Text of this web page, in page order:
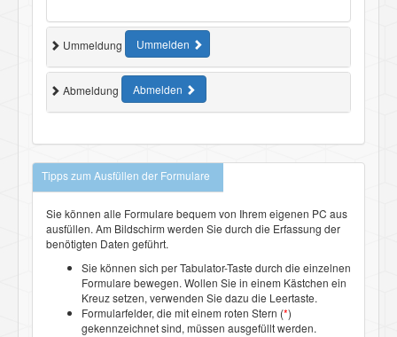
Ummeldung Ummelden
Abmeldung Abmelden
Tipps zum Ausfüllen der Formulare
Sie können alle Formulare bequem von Ihrem eigenen PC aus
ausfüllen. Am Bildschirm werden Sie durch die Erfassung der
benötigten Daten geführt.
Sie können sich per Tabulator-Taste durch die einzelnen
Formulare bewegen. Wollen Sie in einem Kästchen ein
Kreuz setzen, verwenden Sie dazu die Leertaste.
Formularfelder, die mit einem roten Stern (*)
gekennzeichnet sind, müssen ausgefüllt werden.